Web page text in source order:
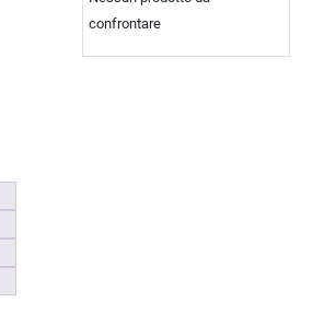
confrontare